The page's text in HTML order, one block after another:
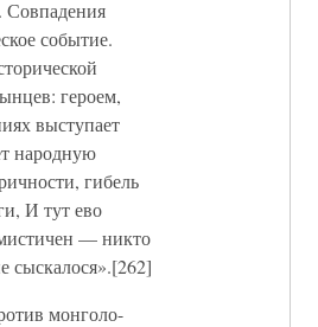
Совпадения
событие.
героем,
выступает
народную
гибель
И тут ево
— никто
сыскалося».[262]
монголо-